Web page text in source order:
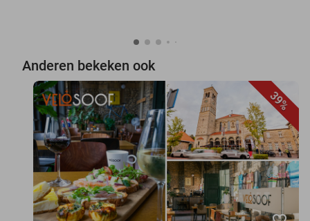
Anderen bekeken ook
39%